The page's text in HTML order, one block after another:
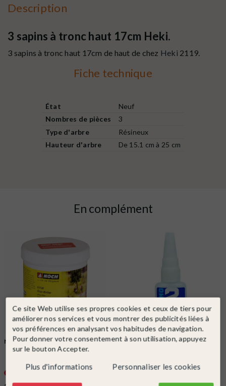
Description
3 sapins à tronc haut 17cm Heki.
3 sapins à tronc haut 17cm de haut de chez Heki 2119.
Fiche technique
État
Neuf
Nombres de pièces
3
Type d'arbre
Résineux
Hauteur d'arbre
De 15.1 cm à 25 cm
En complément
NOCH
Ref. 61130
Colle pour flocage, herbe et ballast
COLLE21
Ref. colle21Dense
Ce site Web utilise ses propres cookies et ceux de tiers pour
améliorer nos services et vous montrer des publicités liées à
vos préférences en analysant vos habitudes de navigation.
Pour donner votre consentement à son utilisation, appuyez
sur le bouton Accepter.
Plus d'informations Personnaliser les cookies